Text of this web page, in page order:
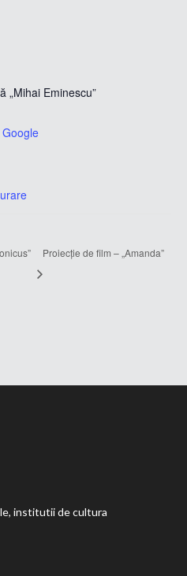
„Mihai Eminescu”
Proiecție de film – „Amanda”
institutii de cultura